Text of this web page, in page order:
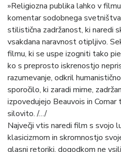
»Religiozna publika lahko v filmu
komentar sodobnega
stilistična zadržanost, ki naredi
vsakdana naravnost otipljivo.
filmu, ki se uspe izogniti tako
ko s preprosto iskrenostjo
razumevanje, odkril
sporočilo, ki zaradi mirne,
izpovedujejo Beauvois in Comar
silovito. /…/
Največji vtis naredi film s svojo
klasicizmom in skromnostjo
glasni retoriki, dogodkom ne